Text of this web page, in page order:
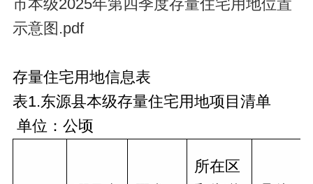
市本级2025年第四季度存量住宅用地位置
示意图.pdf
存量住宅用地信息表
表1.东源县本级存量住宅用地项目清单
单位：公顷
所在区